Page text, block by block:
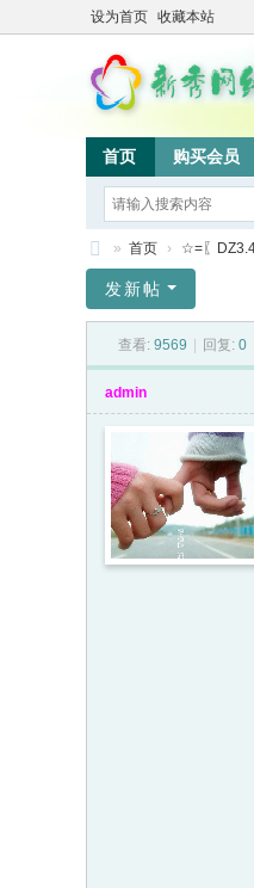
设为首页 收藏本站
首页 购买会员
秀
» 首页 › ☆=〖
发新帖
查看: 9569 回复: 0
admin